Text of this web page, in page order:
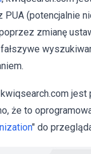
(potencjalnie
zmianę
jest
że to
" do